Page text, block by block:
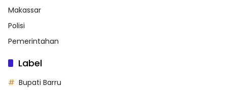
Makassar
Polisi
Pemerintahan
Label
Bupati Barru